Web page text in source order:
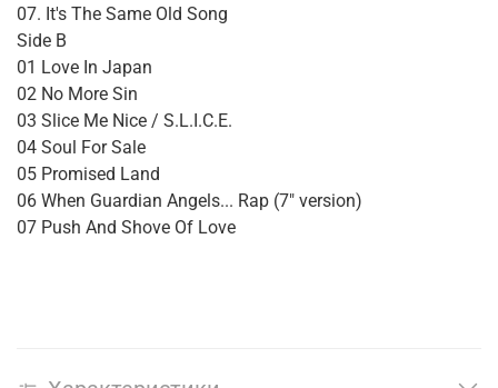
07. It's The Same Old Song
Side B
01 Love In Japan
02 No More Sin
03 Slice Me Nice / S.L.I.C.E.
04 Soul For Sale
05 Promised Land
06 When Guardian Angels... Rap (7" version)
07 Push And Shove Of Love